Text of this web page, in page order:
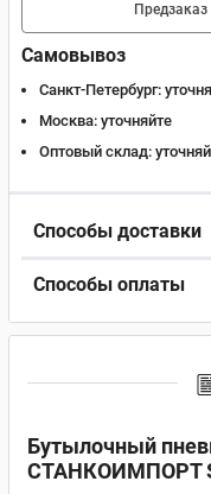
Предзаказ
Самовывоз
Санкт-Петербург:
Москва: уточняйте
Оптовый склад:
Способы доставки
Способы оплаты
Бутылочный
СТАНКОИМПОРТ